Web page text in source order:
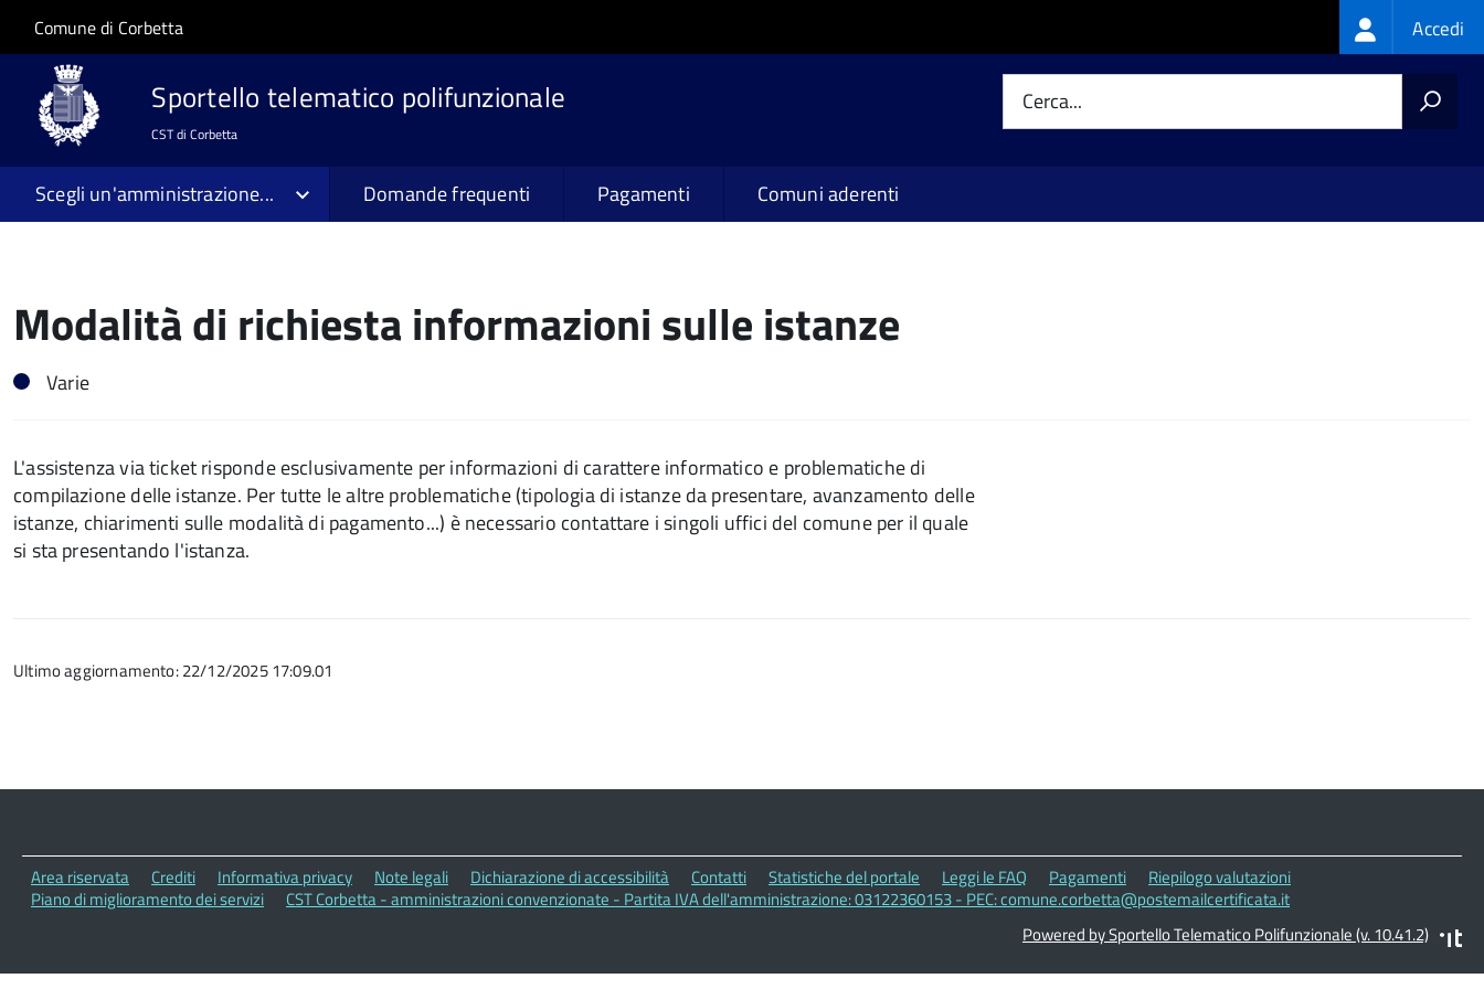
Salta al contenuto principale
Skip to site navigation
Comune di Corbetta Login
menu
Accedi
Sportello telematico polifunzionale
CST di Corbetta
Cerca...
Scegli un'amministrazione... Domande frequenti Pagamenti Comuni aderenti
Modalità di richiesta informazioni sulle istanze
Varie
L'assistenza via ticket risponde esclusivamente per informazioni di carattere informatico e problematiche di
compilazione delle istanze. Per tutte le altre problematiche (tipologia di istanze da presentare, avanzamento delle
istanze, chiarimenti sulle modalità di pagamento...) è necessario contattare i singoli uffici del comune per il quale
si sta presentando l'istanza.
Ultimo aggiornamento: 22/12/2025 17:09.01
Area riservata Crediti Informativa privacy Note legali Dichiarazione di accessibilità Contatti Statistiche del portale Leggi le FAQ Pagamenti
Riepilogo valutazioni
Piano di miglioramento dei servizi
CST Corbetta - amministrazioni convenzionate - Partita IVA dell'amministrazione: 03122360153 - PEC: comune.corbetta@postemailcertificata.it
Powered by Sportello Telematico Polifunzionale (v. 10.41.2)